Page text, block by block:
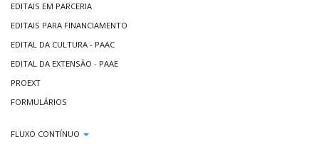
EDITAIS EM PARCERIA
EDITAIS PARA FINANCIAMENTO
EDITAL DA CULTURA - PAAC
EDITAL DA EXTENSÃO - PAAE
PROEXT
FORMULÁRIOS
FLUXO CONTÍNUO